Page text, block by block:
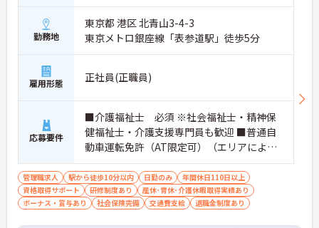
勤務地
東京都 港区 北青山3-4-3
東京メトロ銀座線「表参道駅」徒歩5分
雇用形態 正社員(正職員)
応募要件
■介護福祉士 必須 ※社会福祉士・精神保
健福祉士・介護支援専門員も歓迎 ■普通自
動車運転免許（AT限定可）（エリアにより
必須） ■経験：住まい系サービスの実務経
験(年数不問) 必須
管理職求人 駅から徒歩10分以内 日勤のみ
年間休日110日以上
資格取得サポート
研修制度あり
産休･育休･介護休暇取得実績あり
ボーナス・賞与あり
社会保険完備 交通費支給 退職金制度あり